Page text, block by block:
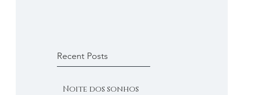
Recent Posts
Noite dos sonhos